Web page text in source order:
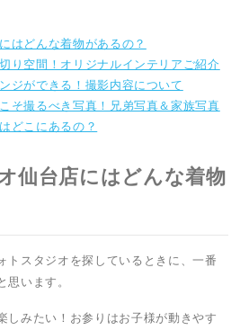
はどんな着物があるの？
り空間！オリジナルインテリアご紹介
ジができる！撮影内容について
そ撮るべき写真！兄弟写真＆家族写真
どこにあるの？
仙台店にはどんな着物
トスタジオを探しているときに、一番
います。
しみたい！お参りはお子様が動きやす